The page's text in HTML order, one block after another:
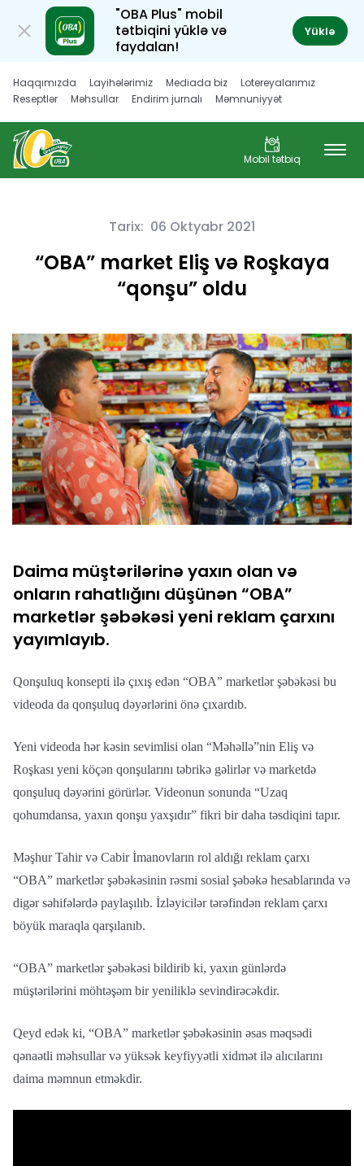
Haqqımızda Layihələrimiz Mediada biz
Lotereyalarımız
Reseptlər
Məhsullar Endirim jurnalı
Məmnuniyyət
Mobil tətbiq
Tarix: 06 Oktyabr 2021
“OBA” market Eliş və Roşkaya
“qonşu” oldu
Daima müştərilərinə yaxın olan və
onların rahatlığını düşünən “OBA”
marketlər şəbəkəsi yeni reklam çarxını
yayımlayıb.
Qonşuluq konsepti ilə çıxış edən “OBA” marketlər şəbəkəsi bu
videoda da qonşuluq dəyərlərini önə çıxardıb.
Yeni videoda hər kəsin sevimlisi olan “Məhəllə”nin Eliş və
Roşkası yeni köçən qonşularını təbrikə gəlirlər və marketdə
qonşuluq dəyərini görürlər. Videonun sonunda “Uzaq
qohumdansa, yaxın qonşu yaxşıdır” fikri bir daha təsdiqini tapır.
Məşhur Tahir və Cabir İmanovların rol aldığı reklam çarxı
“OBA” marketlər şəbəkəsinin rəsmi sosial şəbəkə hesablarında və
digər səhifələrdə paylaşılıb. İzləyicilər tərəfindən reklam çarxı
böyük maraqla qarşılanıb.
“OBA” marketlər şəbəkəsi bildirib ki, yaxın günlərdə
müştərilərini möhtəşəm bir yeniliklə sevindirəcəkdir.
Qeyd edək ki, “OBA” marketlər şəbəkəsinin əsas məqsədi
qənaətli məhsullar və yüksək keyfiyyətli xidmət ilə alıcılarını
daima məmnun etməkdir.
"OBA Plus" mobil
tətbiqini yüklə və
faydalan!
Yüklə